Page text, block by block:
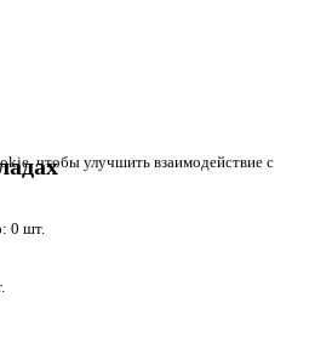
чтобы улучшить взаимодействие с
: 0 шт.